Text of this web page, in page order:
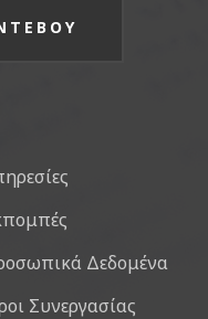
Δεδομένα
Συνεργασίας